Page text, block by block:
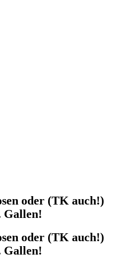
oder (TK auch!)
Gallen!
oder (TK auch!)
Gallen!